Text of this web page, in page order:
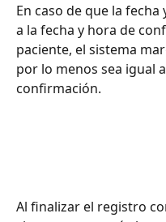
En caso de que la
a la fecha y hora de
paciente, el sistema
por lo menos sea igual
confirmación.
Al finalizar el registro